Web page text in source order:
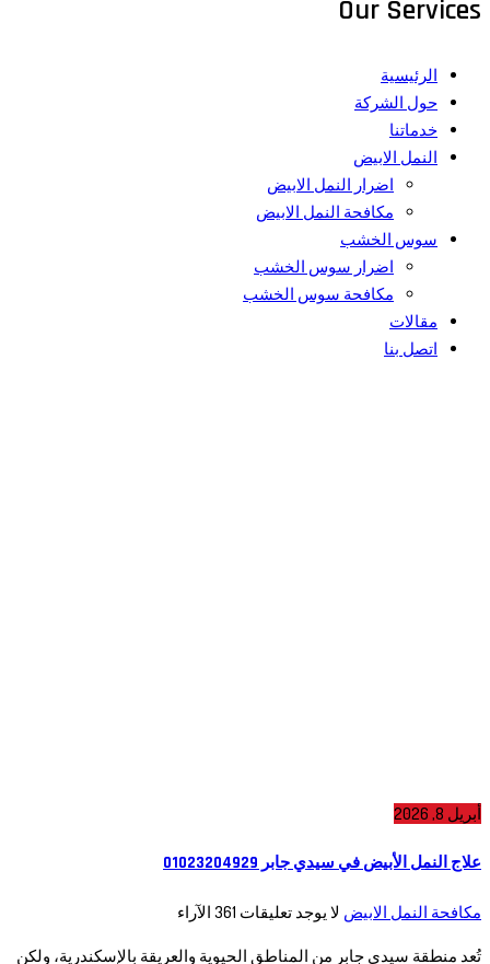
Our Services
الرئيسية
حول الشركة
خدماتنا
النمل الابيض
اضرار النمل الابيض
مكافحة النمل الابيض
سوس الخشب
اضرار سوس الخشب
مكافحة سوس الخشب
مقالات
اتصل بنا
أبريل 8, 2026
علاج النمل الأبيض في سيدي جابر 01023204929
مكافحة النمل الابيض لا يوجد تعليقات361الآراء
تُعد منطقة سيدي جابر من المناطق الحيوية والعريقة بالإسكندرية، ولكن